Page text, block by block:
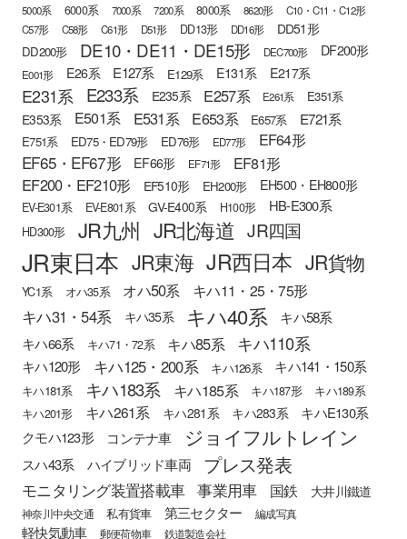
5000系 6000系 7000系 7200系 8000系 8620形
C10・C11・C12形
C57形
C58形 C61形 D51形 DD13形 DD16形 DD51形
DD200形 DE10・DE11・DE15形 DEC700形 DF200形
E001形 E26系 E127系 E129系 E131系 E217系
E231系 E233系 E235系 E257系 E261系 E351系
E353系 E501系 E531系 E653系 E657系 E721系
E751系 ED75・ED79形 ED76形 ED77形 EF64形
EF65・EF67形 EF66形 EF71形
EF81形
EF200・EF210形
EF510形 EH200形 EH500・EH800形
EV-E301系 EV-E801系 GV-E400系 H100形 HB-E300系
HD300形 JR九州 JR北海道 JR四国
JR東日本 JR東海 JR西日本 JR貨物
YC1系 オハ35系 オハ50系 キハ11・25・75形
キハ31・54系 キハ35系 キハ40系 キハ58系
キハ66系 キハ71・72系 キハ85系 キハ110系
キハ120形 キハ125・200系 キハ126系 キハ141・150系
キハ181系 キハ183系 キハ185系 キハ187形
キハ189系
キハ201形
キハ261系 キハ281系 キハ283系
キハE130系
クモハ123形
コンテナ車 ジョイフルトレイン
スハ43系 ハイブリッド車両 プレス発表
モニタリング装置搭載車 事業用車 国鉄 大井川鐵道
神奈川中央交通 私有貨車 第三セクター 編成写真
軽快気動車 郵便荷物車 鉄道製造会社